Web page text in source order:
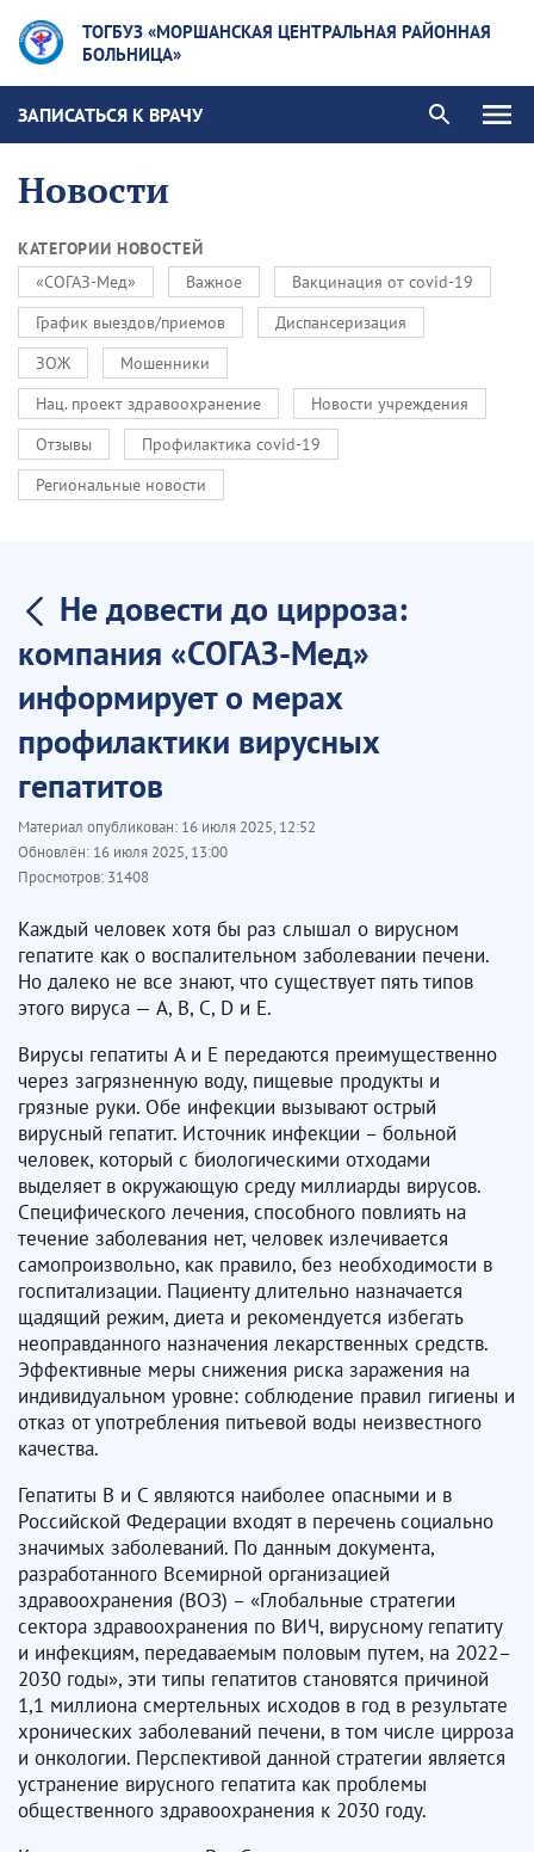
ТОГБУЗ «МОРШАНСКАЯ ЦЕНТРАЛЬНАЯ РАЙОННАЯ
БОЛЬНИЦА»
ЗАПИСАТЬСЯ К ВРАЧУ
Новости
КАТЕГОРИИ НОВОСТЕЙ
«СОГАЗ-Мед»
Важное
Вакцинация от covid-19
График выездов/приемов
Диспансеризация
ЗОЖ
Мошенники
Нац. проект здравоохранение
Новости учреждения
Отзывы
Профилактика covid-19
Региональные новости
Не довести до цирроза:
компания «СОГАЗ-Мед»
информирует о мерах
профилактики вирусных
гепатитов
Материал опубликован: 16 июля 2025, 12:52
Обновлён: 16 июля 2025, 13:00
Просмотров: 31408
Каждый человек хотя бы раз слышал о вирусном
гепатите как о воспалительном заболевании печени.
Но далеко не все знают, что существует пять типов
этого вируса — A, B, C, D и E.
Вирусы гепатиты A и E передаются преимущественно
через загрязненную воду, пищевые продукты и
грязные руки. Обе инфекции вызывают острый
вирусный гепатит. Источник инфекции – больной
человек, который с биологическими отходами
выделяет в окружающую среду миллиарды вирусов.
Специфического лечения, способного повлиять на
течение заболевания нет, человек излечивается
самопроизвольно, как правило, без необходимости в
госпитализации. Пациенту длительно назначается
щадящий режим, диета и рекомендуется избегать
неоправданного назначения лекарственных средств.
Эффективные меры снижения риска заражения на
индивидуальном уровне: соблюдение правил гигиены и
отказ от употребления питьевой воды неизвестного
качества.
Гепатиты B и C являются наиболее опасными и в
Российской Федерации входят в перечень социально
значимых заболеваний. По данным документа,
разработанного Всемирной организацией
здравоохранения (ВОЗ) – «Глобальные стратегии
сектора здравоохранения по ВИЧ, вирусному гепатиту
и инфекциям, передаваемым половым путем, на 2022–
2030 годы», эти типы гепатитов становятся причиной
1,1 миллиона смертельных исходов в год в результате
хронических заболеваний печени, в том числе цирроза
и онкологии. Перспективой данной стратегии является
устранение вирусного гепатита как проблемы
общественного здравоохранения к 2030 году.